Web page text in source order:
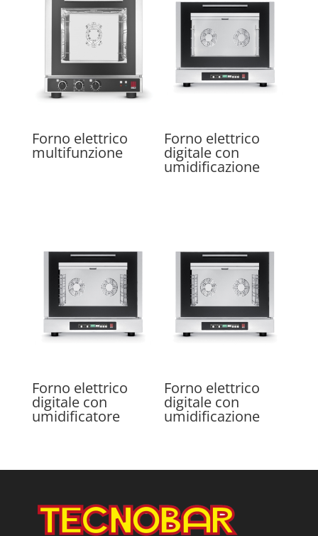
Forno elettrico
multifunzione
Forno elettrico
digitale con
umidificazione
Forno elettrico
digitale con
umidificatore
Forno elettrico
digitale con
umidificazione